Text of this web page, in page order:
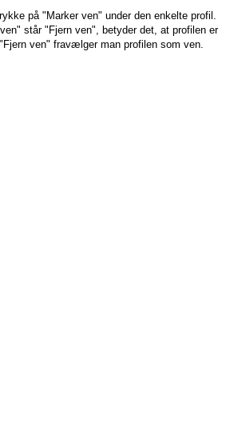
på "Marker ven" under den enkelte profil.
står "Fjern ven", betyder det, at profilen er
ven" fravælger man profilen som ven.